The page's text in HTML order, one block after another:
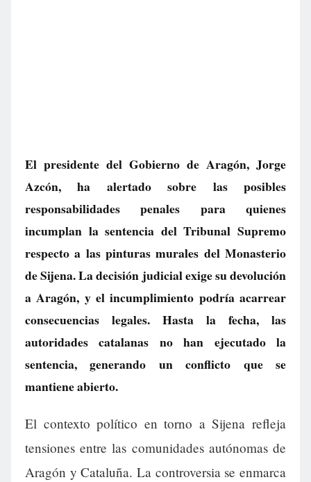
El presidente del Gobierno de Aragón, Jorge
Azcón, ha alertado sobre las posibles
responsabilidades penales para quienes
incumplan la sentencia del Tribunal Supremo
respecto a las pinturas murales del Monasterio
de Sijena. La decisión judicial exige su devolución
a Aragón, y el incumplimiento podría acarrear
consecuencias legales. Hasta la fecha, las
autoridades catalanas no han ejecutado la
sentencia, generando un conflicto que se
mantiene abierto.
El contexto político en torno a Sijena refleja
tensiones entre las comunidades autónomas de
Aragón y Cataluña. La controversia se enmarca